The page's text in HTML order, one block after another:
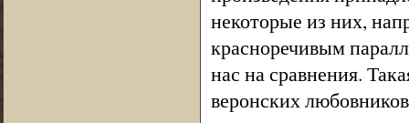
некоторые из них,
красноречивым
нас на сравнения.
веронских